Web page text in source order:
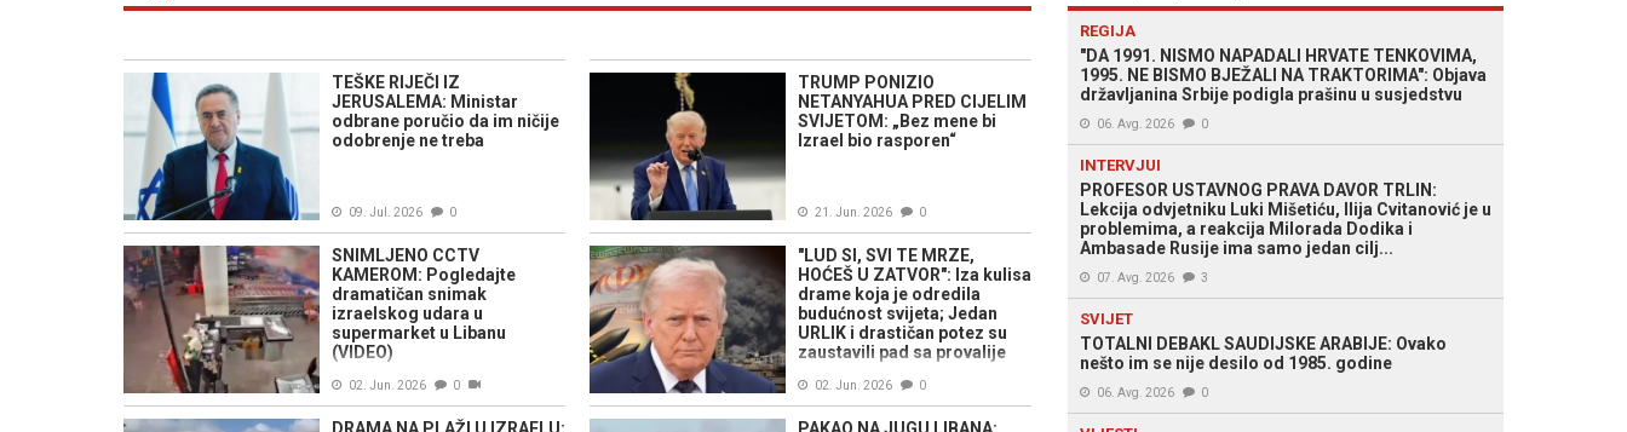
TEŠKE RIJEČI IZ
JERUSALEMA: Ministar
odbrane poručio da im ničije
odobrenje ne treba
09. Jul. 2026 0
TRUMP PONIZIO
NETANYAHUA PRED CIJELIM
SVIJETOM: „Bez mene bi
Izrael bio rasporen“
21. Jun. 2026 0
SNIMLJENO CCTV
KAMEROM: Pogledajte
dramatičan snimak
izraelskog udara u
supermarket u Libanu
(VIDEO)
02. Jun. 2026 0
"LUD SI, SVI TE MRZE,
HOĆEŠ U ZATVOR": Iza kulisa
drame koja je odredila
budućnost svijeta; Jedan
URLIK i drastičan potez su
zaustavili pad sa provalije
02. Jun. 2026 0
REGIJA
"DA 1991. NISMO NAPADALI HRVATE TENKOVIMA,
1995. NE BISMO BJEŽALI NA TRAKTORIMA": Objava
državljanina Srbije podigla prašinu u susjedstvu
06. Avg. 2026 0
INTERVJUI
PROFESOR USTAVNOG PRAVA DAVOR TRLIN:
Lekcija odvjetniku Luki Mišetiću, Ilija Cvitanović je u
problemima, a reakcija Milorada Dodika i
Ambasade Rusije ima samo jedan cilj...
07. Avg. 2026 3
SVIJET
TOTALNI DEBAKL SAUDIJSKE ARABIJE: Ovako
nešto im se nije desilo od 1985. godine
06. Avg. 2026 0